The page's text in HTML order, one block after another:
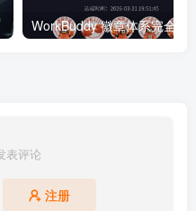
表评论
注册